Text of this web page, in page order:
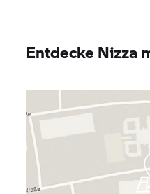
Entdecke Nizza